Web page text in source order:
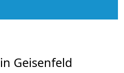
Geisenfeld